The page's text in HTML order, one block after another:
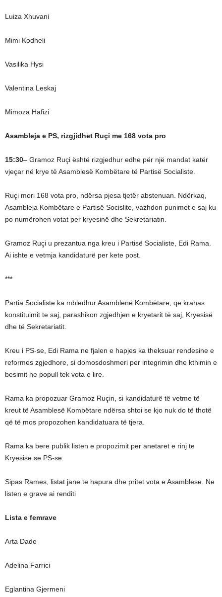
Luiza Xhuvani
Mimi Kodheli
Vasilika Hysi
Valentina Leskaj
Mimoza Hafizi
Asambleja e PS, rizgjidhet Ruçi me 168 vota pro
15:30– Gramoz Ruçi është rizgjedhur edhe për një mandat katër
vjeçar në krye të Asamblesë Kombëtare të Partisë Socialiste.
Ruçi mori 168 vota pro, ndërsa pjesa tjetër abstenuan. Ndërkaq,
Asambleja Kombëtare e Partisë Socislite, vazhdon punimet e saj ku
po numërohen votat per kryesinë dhe Sekretariatin.
Gramoz Ruçi u prezantua nga kreu i Partisë Socialiste, Edi Rama.
Ai ishte e vetmja kandidaturë per kete post.
***
Partia Socialiste ka mbledhur Asamblenë Kombëtare, qe krahas
konstituimit te saj, parashikon zgjedhjen e kryetarit të saj, Kryesisë
dhe të Sekretariatit.
Kreu i PS-se, Edi Rama ne fjalen e hapjes ka theksuar rendesine e
reformes zgjedhore, si domosdoshmeri per integrimin dhe kthimin e
besimit ne popull tek vota e lire.
Rama ka propozuar Gramoz Ruçin, si kandidaturë të vetme të
kreut të Asamblesë Kombëtare ndërsa shtoi se kjo nuk do të thotë
që të mos propozohen kandidatuara të tjera.
Rama ka bere publik listen e propozimit per anetaret e rinj te
Kryesise se PS-se.
Sipas Rames, listat jane te hapura dhe pritet vota e Asamblese. Ne
listen e grave ai renditi
Lista e femrave
Arta Dade
Adelina Farrici
Eglantina Gjermeni